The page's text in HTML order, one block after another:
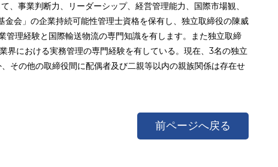
事業判断力、リーダーシップ、経営管理能力、国際市場観、
会」の企業持続可能性管理士資格を保有し、独立取締役の陳威
理経験と国際輸送物流の専門知識を有します。また独立取締
における実務管理の専門経験を有している。現在、3名の独立
その他の取締役間に配偶者及び二親等以内の親族関係は存在せ
前ページへ戻る